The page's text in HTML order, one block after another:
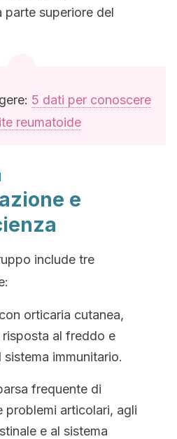
parte superiore del
5 dati per conoscere
reumatoide
e
include tre
orticaria cutanea,
al freddo e
immunitario.
frequente di
problemi articolari, agli
e al sistema